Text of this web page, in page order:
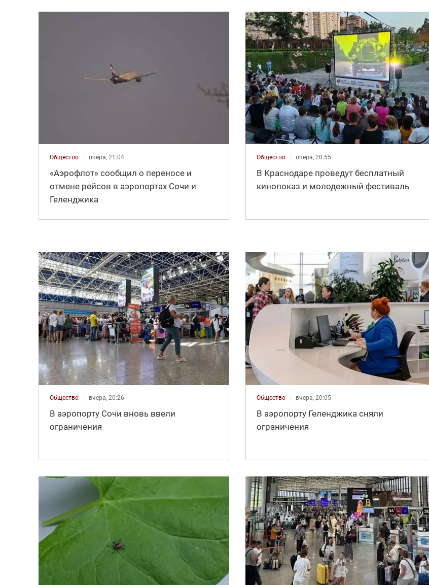
Общество вчера, 21:04
«Аэрофлот» сообщил о переносе и
отмене рейсов в аэропортах Сочи и
Геленджика
Общество вчера, 20:55
В Краснодаре проведут бесплатный
кинопоказ и молодежный фестиваль
Общество вчера, 20:26
В аэропорту Сочи вновь ввели
ограничения
Общество вчера, 20:05
В аэропорту Геленджика сняли
ограничения